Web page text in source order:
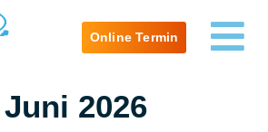
Online Termin
2026